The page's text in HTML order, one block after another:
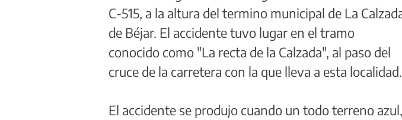
C-515, a la altura del termino municipal de La
de Béjar. El accidente tuvo lugar en el tramo
conocido como "La recta de la Calzada", al paso del
cruce de la carretera con la que lleva a esta localidad.
El accidente se produjo cuando un todo terreno